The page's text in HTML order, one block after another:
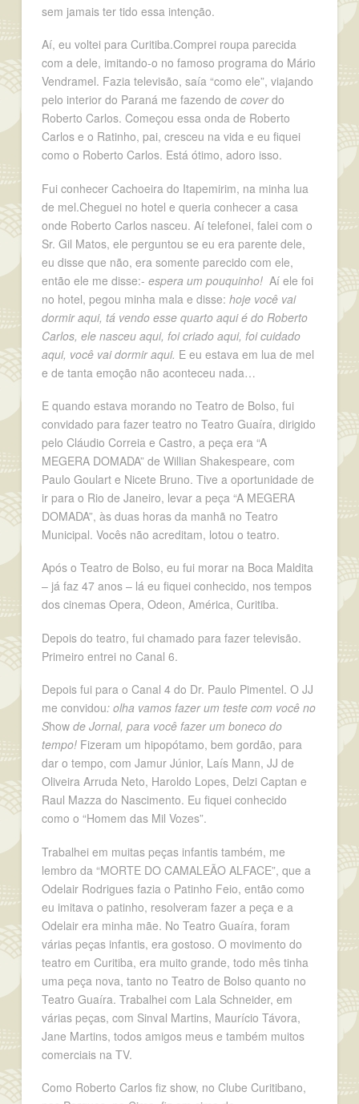
sem jamais ter tido essa intenção.
Aí, eu voltei para Curitiba.Comprei roupa parecida
com a dele, imitando-o no famoso programa do Mário
Vendramel. Fazia televisão, saía “como ele”, viajando
pelo interior do Paraná me fazendo de coverdo
Roberto Carlos. Começou essa onda de Roberto
Carlos e o Ratinho, pai, cresceu na vida e eu fiquei
como o Roberto Carlos. Está ótimo, adoro isso.
Fui conhecer Cachoeira do Itapemirim, na minha lua
de mel.Cheguei no hotel e queria conhecer a casa
onde Roberto Carlos nasceu. Aí telefonei, falei com o
Sr. Gil Matos, ele perguntou se eu era parente dele,
eu disse que não, era somente parecido com ele,
então ele me disse:- espera um pouquinho!Aí ele foi
no hotel, pegou minha mala e disse: hoje você vai
dormir aqui, tá vendo esse quarto aqui é do Roberto
Carlos, ele nasceu aqui, foi criado aqui, foi cuidado
aqui, você vai dormir aqui. E eu estava em lua de mel
e de tanta emoção não aconteceu nada…
E quando estava morando no Teatro de Bolso, fui
convidado para fazer teatro no Teatro Guaíra, dirigido
pelo Cláudio Correia e Castro, a peça era “A
MEGERA DOMADA” de Willian Shakespeare, com
Paulo Goulart e Nicete Bruno. Tive a oportunidade de
ir para o Rio de Janeiro, levar a peça “A MEGERA
DOMADA”, às duas horas da manhã no Teatro
Municipal. Vocês não acreditam, lotou o teatro.
Após o Teatro de Bolso, eu fui morar na Boca Maldita
– já faz 47 anos – lá eu fiquei conhecido, nos tempos
dos cinemas Opera, Odeon, América, Curitiba.
Depois do teatro, fui chamado para fazer televisão.
Primeiro entrei no Canal 6.
Depois fui para o Canal 4 do Dr. Paulo Pimentel. O JJ
me convidou: olha vamos fazer um teste com você no
Showde Jornal, para você fazer um boneco do
tempo! Fizeram um hipopótamo, bem gordão, para
dar o tempo, com Jamur Júnior, Laís Mann, JJ de
Oliveira Arruda Neto, Haroldo Lopes, Delzi Captan e
Raul Mazza do Nascimento. Eu fiquei conhecido
como o “Homem das Mil Vozes”.
Trabalhei em muitas peças infantis também, me
lembro da “MORTE DO CAMALEÃO ALFACE”, que a
Odelair Rodrigues fazia o Patinho Feio, então como
eu imitava o patinho, resolveram fazer a peça e a
Odelair era minha mãe. No Teatro Guaíra, foram
várias peças infantis, era gostoso. O movimento do
teatro em Curitiba, era muito grande, todo mês tinha
uma peça nova, tanto no Teatro de Bolso quanto no
Teatro Guaíra. Trabalhei com Lala Schneider, em
várias peças, com Sinval Martins, Maurício Távora,
Jane Martins, todos amigos meus e também muitos
comerciais na TV.
Como Roberto Carlos fiz show, no Clube Curitibano,